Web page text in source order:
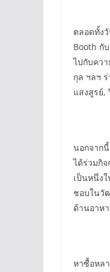
ตลอดทั้ง
Booth กั
ไปกับคว
กุล ฯลฯ
แสงสูรย์,
นอกจาก
ได้ร่วมกิ
เป็นหนึ่ง
ชอบในวั
ด้านอาห
หาซื้อหลา